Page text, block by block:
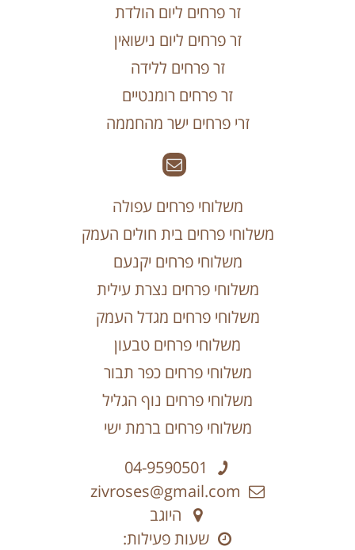
זר פרחים ליום הולדת
זר פרחים ליום נישואין
זר פרחים ללידה
זר פרחים רומנטיים
זרי פרחים ישר מהחממה
משלוחי פרחים עפולה
משלוחי פרחים בית חולים העמק
משלוחי פרחים יקנעם
משלוחי פרחים נצרת עילית
משלוחי פרחים מגדל העמק
משלוחי פרחים טבעון
משלוחי פרחים כפר תבור
משלוחי פרחים נוף הגליל
משלוחי פרחים ברמת ישי
04-9590501
zivroses@gmail.com
היוגב
שעות פעילות: